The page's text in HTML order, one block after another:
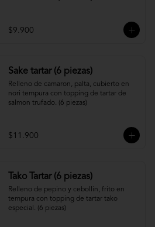
$9.900
Sake tartar (6 piezas)
Relleno de camaron, palta, cubierto en
nori tempura con topping de tartar de
salmon trufado. (6 piezas)
$11.900
Tako Tartar (6 piezas)
Relleno de pepino y cebollin, frito en
tempura con topping de tartar tako
especial. (6 piezas)